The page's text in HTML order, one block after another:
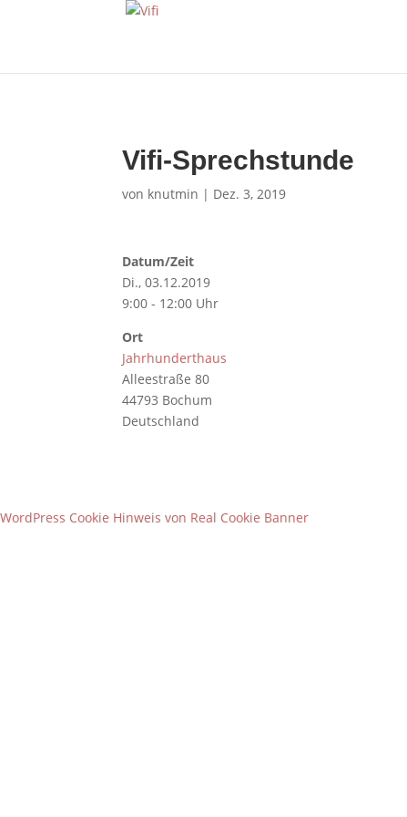
Vifi-Sprechstunde
von knutmin | Dez. 3, 2019
Datum/Zeit
Di., 03.12.2019
9:00 - 12:00 Uhr
Ort
Jahrhunderthaus
Alleestraße 80
44793 Bochum
Deutschland
WordPress Cookie Hinweis von Real Cookie Banner